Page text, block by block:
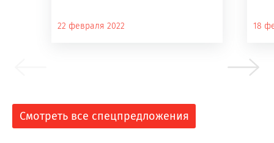
22 февраля 2022 18
Смотреть все спецпредложения